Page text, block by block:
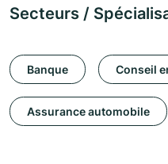
Secteurs /
Banque Conseil
Assurance automobile